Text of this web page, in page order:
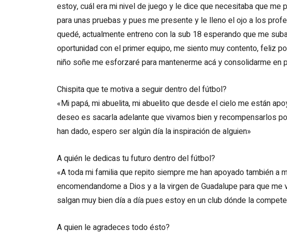
estoy, cuál era mi nivel de juego y le dice que necesitaba que me
para unas pruebas y pues me presente y le lleno el ojo a los
quedé, actualmente entreno con la sub 18 esperando que me
oportunidad con el primer equipo, me siento muy contento, feliz
niño soñe me esforzaré para mantenerme acá y consolidarme en
Chispita que te motiva a seguir dentro del fútbol?
«Mi papá, mi abuelita, mi abuelito que desde el cielo me están
deseo es sacarla adelante que vivamos bien y recompensarlos
han dado, espero ser algún día la inspiración de alguien»
A quién le dedicas tu futuro dentro del fútbol?
«A toda mi familia que repito siempre me han apoyado también a
encomendandome a Dios y a la virgen de Guadalupe para que
salgan muy bien día a día pues estoy en un club dónde la
A quien le agradeces todo ésto?